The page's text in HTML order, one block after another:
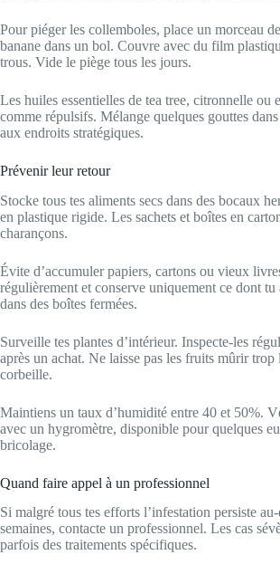
Pour piéger les collemboles, place un morceau
banane dans un bol. Couvre avec du film
trous. Vide le piège tous les jours.
Les huiles essentielles de tea tree, citronnelle ou
comme répulsifs. Mélange quelques gouttes
aux endroits stratégiques.
Prévenir leur retour
Stocke tous tes aliments secs dans des bocaux
en plastique rigide. Les sachets et boîtes en
charançons.
Évite d’accumuler papiers, cartons ou vieux
régulièrement et conserve uniquement ce dont tu
dans des boîtes fermées.
Surveille tes plantes d’intérieur. Inspecte-les
après un achat. Ne laisse pas les fruits mûrir trop
corbeille.
Maintiens un taux d’humidité entre 40 et 50%.
avec un hygromètre, disponible pour quelques
bricolage.
Quand faire appel à un professionnel
Si malgré tous tes efforts l’infestation persiste
semaines, contacte un professionnel. Les cas
parfois des traitements spécifiques.